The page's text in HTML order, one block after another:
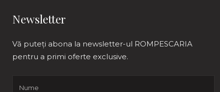
Newsletter
Vă puteți abona la newsletter-ul ROMPESCARIA
pentru a primi oferte exclusive.